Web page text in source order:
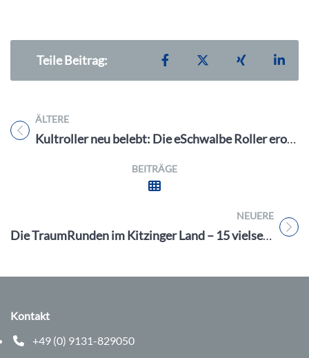
Teile Beitrag: Teilen auf Facebook
Teilen auf XTeilen auf
ÄLTERE
Titel für Beitrag
Kultroller neu belebt: Die eSchwalbe Roller erobern Erlangen!
BEITRÄGE
NEUERE
Titel für Beitrag
Die TraumRunden im Kitzinger Land – 15 vielseitige Wanderwege für einzigartige Erlebnisse
Kontakt
+49 (0) 9131-829050
Telefonnummer: 0 9 1 3 1 8 2 9 0 5 0